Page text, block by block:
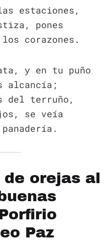
estaciones,
pones
corazones.
y en tu puño
alcancía;
del terruño,
se veía
orejas al
Paz